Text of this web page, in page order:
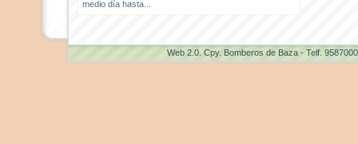
medio día hasta...
Web 2.0 . Cpy. Bomberos de Baza - Telf.